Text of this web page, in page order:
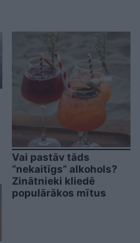
Vai pastāv tāds
“nekaitīgs” alkohols?
Zinātnieki kliedē
populārākos mītus